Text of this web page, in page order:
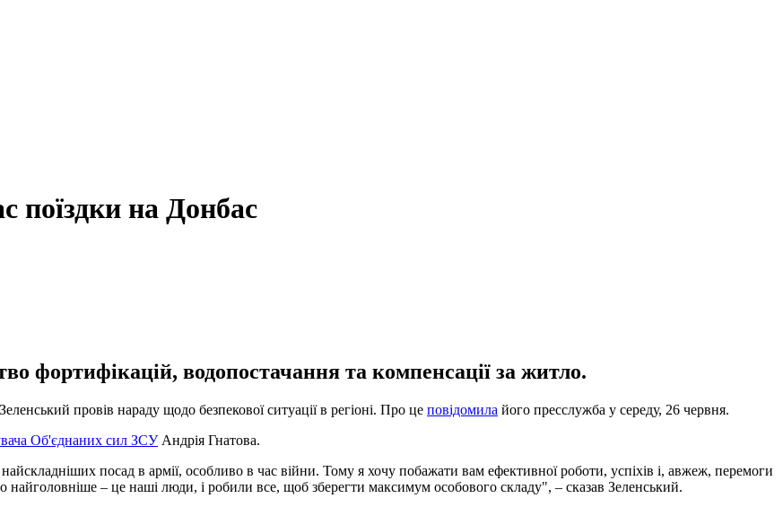
поїздки на Донбас
фортифікацій, водопостачання та компенсації за житло.
провів нараду щодо безпекової ситуації в регіоні. Про це повідомила його пресслужба у середу, 26 червня.
Об'єднаних сил ЗСУАндрія Гнатова.
посад в армії, особливо в час війни. Тому я хочу побажати вам ефективної роботи, успіхів і, авжеж, перемоги
найголовніше – це наші люди, і робили все, щоб зберегти максимум особового складу", – сказав Зеленський.